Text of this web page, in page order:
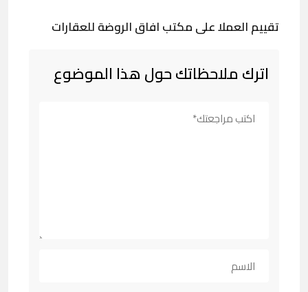
تقييم العملا على مكتب افاق الروضة للعقارات
اترك ملاحظاتك حول هذا الموضوع